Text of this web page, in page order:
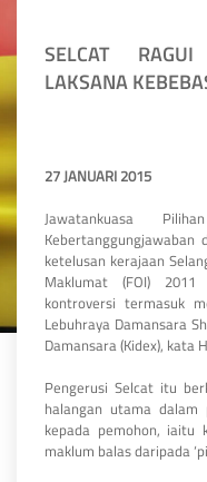
SELCAT
LAKSANA
27 JANUARI 2015
Jawatankuasa
Kebertanggungjawaban
ketelusan kerajaan
Maklumat (FOI) 2011
kontroversi termasuk
Lebuhraya Damansara
Damansara (Kidex), kata
Pengerusi Selcat itu
halangan utama dalam
kepada pemohon, iaitu
maklum balas daripada